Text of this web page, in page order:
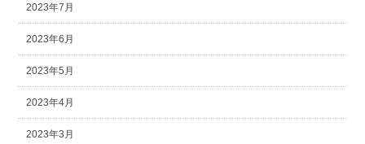
2023年7月
2023年6月
2023年5月
2023年4月
2023年3月